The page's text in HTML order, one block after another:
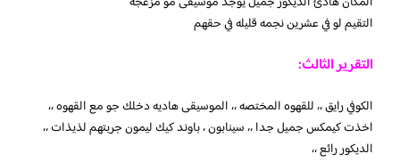
التقيم لو في عشرين نجمه قليله في حقهم
التقرير الثالث:
الكوفي رايق ،، للقهوه المختصه ،، الموسيقى هاديه دخلك جو مع القهوه ،،
اخذت كيمكس جميل جدا ،، سينابون ، باوند كيك ليمون جربتهم لذيذات ،،
الديكور رائع ،،